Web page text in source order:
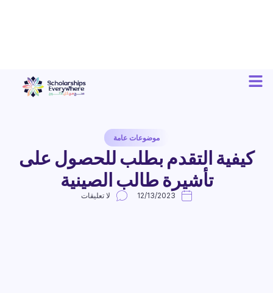
موضوعات عامة
كيفية التقدم بطلب للحصول على
تأشيرة طالب الصينية
12/13/2023 لا تعليقات